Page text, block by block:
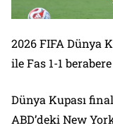
2026 FIFA Dünya
ile Fas 1-1
Dünya Kupası
ABD’deki New